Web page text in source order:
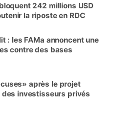
242 millions USD
la riposte en RDC
: les FAMa annoncent une
contre des bases
après le projet
des investisseurs privés